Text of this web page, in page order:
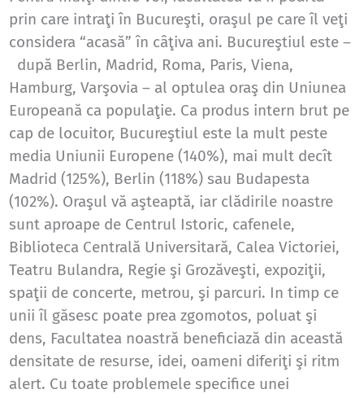
prin care intraţi în Bucureşti, oraşul pe care îl veţi
considera “acasă” în câţiva ani. Bucureştiul este –
după Berlin, Madrid, Roma, Paris, Viena,
Hamburg, Varşovia – al optulea oraş din Uniunea
Europeană ca populaţie. Ca produs intern brut pe
cap de locuitor, Bucureştiul este la mult peste
media Uniunii Europene (140%), mai mult decît
Madrid (125%), Berlin (118%) sau Budapesta
(102%). Oraşul vă aşteaptă, iar clădirile noastre
sunt aproape de Centrul Istoric, cafenele,
Biblioteca Centrală Universitară, Calea Victoriei,
Teatru Bulandra, Regie şi Grozăveşti, expoziţii,
spaţii de concerte, metrou, şi parcuri. In timp ce
unii îl găsesc poate prea zgomotos, poluat şi
dens, Facultatea noastră beneficiază din această
densitate de resurse, idei, oameni diferiţi şi ritm
alert. Cu toate problemele specifice unei